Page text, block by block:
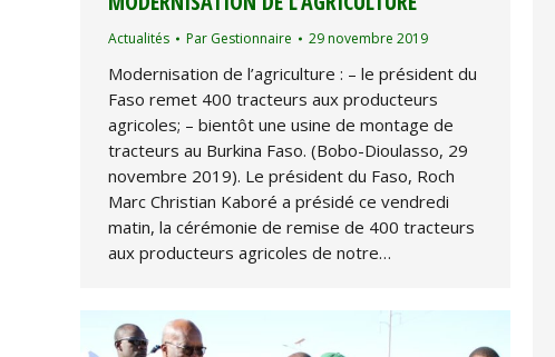
Actualités Par Gestionnaire 29 novembre 2019
Modernisation de l’agriculture : – le président du
Faso remet 400 tracteurs aux producteurs
agricoles; – bientôt une usine de montage de
tracteurs au Burkina Faso. (Bobo-Dioulasso, 29
novembre 2019). Le président du Faso, Roch
Marc Christian Kaboré a présidé ce vendredi
matin, la cérémonie de remise de 400 tracteurs
aux producteurs agricoles de notre…